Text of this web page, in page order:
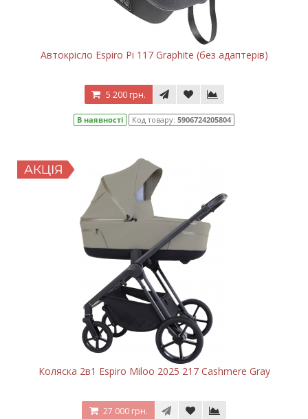
Автокрісло Espiro Pi 117 Graphite (без адаптерів)
5 200 грн.
В наявності Код товару: 5906724205804
Коляска 2в1 Espiro Miloo 2025 217 Cashmere Gray
27 000 грн.